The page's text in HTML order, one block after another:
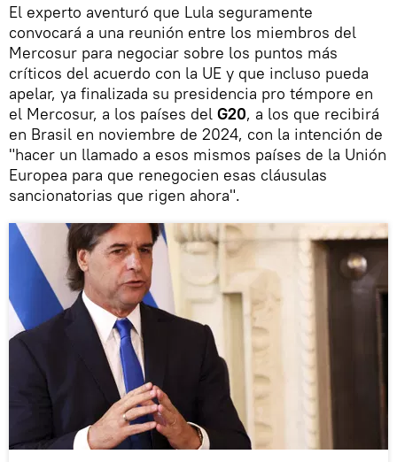
El experto aventuró que Lula seguramente
convocará a una reunión entre los miembros del
Mercosur para negociar sobre los puntos más
críticos del acuerdo con la UE y que incluso pueda
apelar, ya finalizada su presidencia pro témpore en
el Mercosur, a los países del G20, a los que recibirá
en Brasil en noviembre de 2024, con la intención de
"hacer un llamado a esos mismos países de la Unión
Europea para que renegocien esas cláusulas
sancionatorias que rigen ahora".